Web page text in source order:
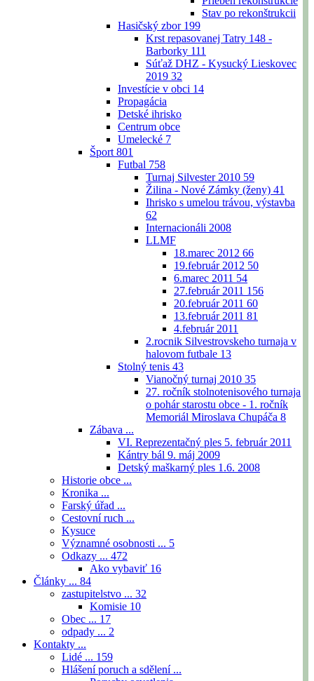
Stav po rekonštrukcii
Hasičský zbor 199
Krst repasovanej Tatry 148 -
Barborky 111
Súťaž DHZ - Kysucký Lieskovec
2019 32
Investície v obci 14
Propagácia
Detské ihrisko
Centrum obce
Umelecké 7
Šport 801
Futbal 758
Turnaj Silvester 2010 59
Žilina - Nové Zámky (ženy) 41
Ihrisko s umelou trávou, výstavba
62
Internacionáli 2008
LLMF
18.marec 2012 66
19.február 2012 50
6.marec 2011 54
27.február 2011 156
20.február 2011 60
13.február 2011 81
4.február 2011
2.rocnik Silvestrovskeho turnaja v
halovom futbale 13
Stolný tenis 43
Vianočný turnaj 2010 35
27. ročník stolnotenisového turnaja
o pohár starostu obce - 1. ročník
Memoriál Miroslava Chupáča 8
Zábava ...
VI. Reprezentačný ples 5. február 2011
Kántry bál 9. máj 2009
Detský maškarný ples 1.6. 2008
Historie obce ...
Kronika ...
Farský úřad ...
Cestovní ruch ...
Kysuce
Významné osobnosti ... 5
Odkazy ... 472
Ako vybaviť 16
Články ... 84
zastupitelstvo ... 32
Komisie 10
Obec ... 17
odpady ... 2
Kontakty ...
Lidé ... 159
Hlášení poruch a sdělení ...